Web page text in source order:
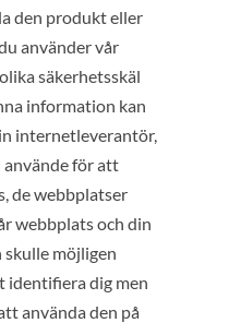
den produkt eller
använder vår
säkerhetsskäl
information kan
internetleverantör,
använde för att
de webbplatser
webbplats och din
möjligen
identifiera dig men
använda den på